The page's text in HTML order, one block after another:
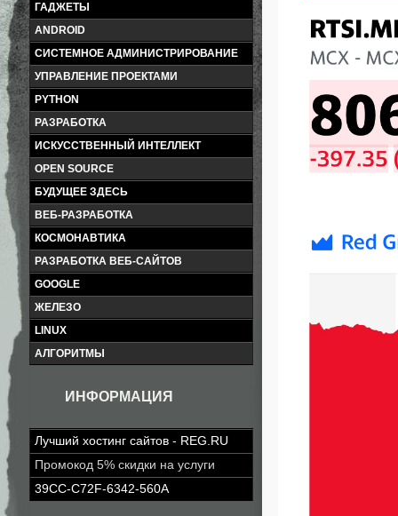
ГАДЖЕТЫ
ANDROID
СИСТЕМНОЕ АДМИНИСТРИРОВАНИЕ
УПРАВЛЕНИЕ ПРОЕКТАМИ
PYTHON
РАЗРАБОТКА
ИСКУССТВЕННЫЙ ИНТЕЛЛЕКТ
OPEN SOURCE
БУДУЩЕЕ ЗДЕСЬ
ВЕБ-РАЗРАБОТКА
КОСМОНАВТИКА
РАЗРАБОТКА ВЕБ-САЙТОВ
GOOGLE
ЖЕЛЕЗО
LINUX
АЛГОРИТМЫ
ИНФОРМАЦИЯ
Лучший хостинг сайтов - REG.RU
Промокод 5% скидки на услуги
39CC-C72F-6342-560A